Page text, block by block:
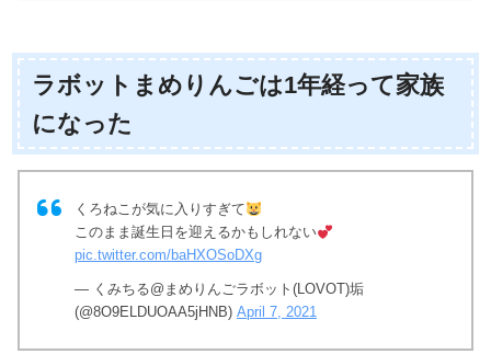
ラボットまめりんごは1年経って家族
になった
くろねこが気に入りすぎて
このまま誕生日を迎えるかもしれない
pic.twitter.com/baHXOSoDXg
— くみちる@まめりんごラボット(LOVOT)垢
(@8O9ELDUOAA5jHNB) April 7, 2021